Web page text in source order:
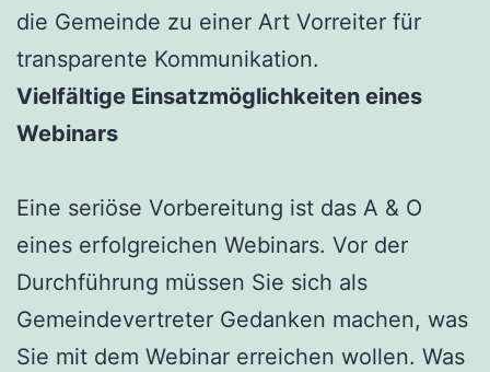
die Gemeinde zu einer Art Vorreiter für
transparente Kommunikation.
Vielfältige Einsatzmöglichkeiten eines
Webinars
Eine seriöse Vorbereitung ist das A & O
eines erfolgreichen Webinars. Vor der
Durchführung müssen Sie sich als
Gemeindevertreter Gedanken machen, was
Sie mit dem Webinar erreichen wollen. Was